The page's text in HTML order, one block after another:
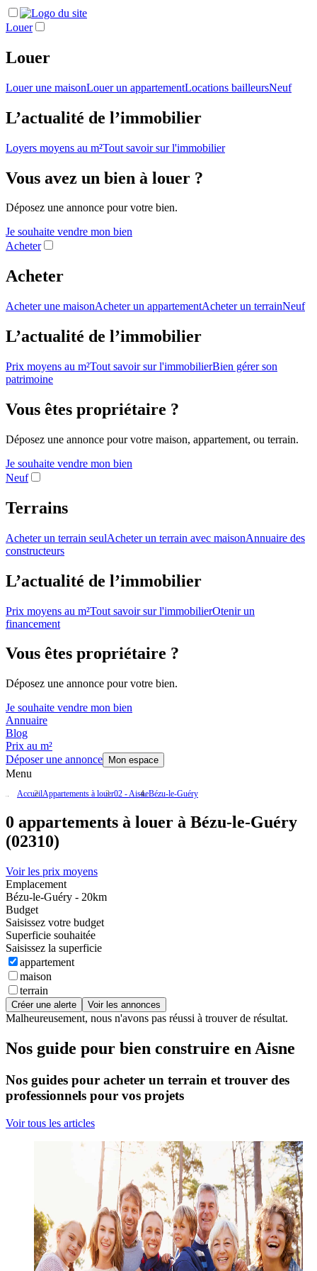
Louer
Louer
Louer une maisonLouer un appartementLocations bailleursNeuf
L’actualité de l’immobilier
Loyers moyens au m²Tout savoir sur l'immobilier
Vous avez un bien à louer ?
Déposez une annonce pour votre bien.
Je souhaite vendre mon bien
Acheter
Acheter
Acheter une maisonAcheter un appartementAcheter un terrainNeuf
L’actualité de l’immobilier
Prix moyens au m²Tout savoir sur l'immobilierBien gérer son
patrimoine
Vous êtes propriétaire ?
Déposez une annonce pour votre maison, appartement, ou terrain.
Je souhaite vendre mon bien
Neuf
Terrains
Acheter un terrain seulAcheter un terrain avec maisonAnnuaire des
constructeurs
L’actualité de l’immobilier
Prix moyens au m²Tout savoir sur l'immobilierOtenir un
financement
Vous êtes propriétaire ?
Déposez une annonce pour votre bien.
Je souhaite vendre mon bien
Annuaire
Blog
Prix au m²
Déposer une annonce
Mon espace
Menu
AccueilAppartements à louer02 - AisneBézu-le-Guéry
0 appartements à louer à Bézu-le-Guéry
(02310)
Voir les prix moyens
Emplacement
Bézu-le-Guéry - 20km
Budget
Saisissez votre budget
Superficie souhaitée
Saisissez la superficie
appartement
maison
terrain
Créer une alerte Voir les annonces
Malheureusement, nous n'avons pas réussi à trouver de résultat.
Nos guide pour bien construire en Aisne
Nos guides pour acheter un terrain et trouver des
professionnels pour vos projets
Voir tous les articles